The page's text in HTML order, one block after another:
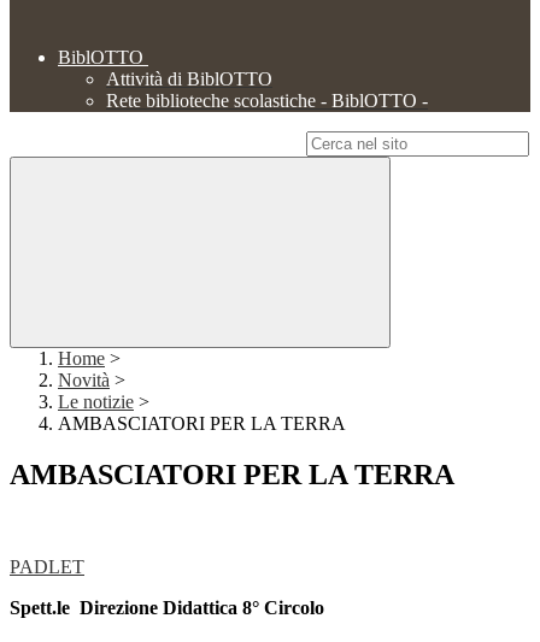
BiblOTTO
Attività di BiblOTTO
Rete biblioteche scolastiche - BiblOTTO -
Home >
Novità >
Le notizie >
AMBASCIATORI PER LA TERRA
AMBASCIATORI PER LA TERRA
PADLET
Spett.le Direzione Didattica 8° Circolo